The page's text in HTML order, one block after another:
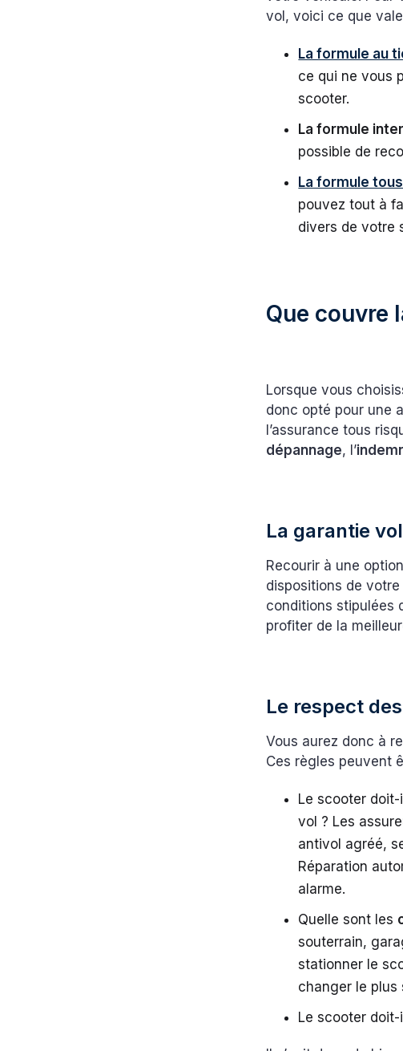
vol, voici ce que
La formule au
ce qui ne vous
scooter.
La formule
possible de
La formule
pouvez tout à
divers de votre
Que couvre
Lorsque vous
donc opté pour une
l’assurance tous
dépannage, l’
La garantie
Recourir à une
dispositions de
conditions stipulées
profiter de la
Le respect
Vous aurez donc à
Ces règles peuvent
Le scooter doit-
vol ? Les
antivol agréé,
Réparation
alarme.
Quelle sont les
souterrain,
stationner le
changer le plus
Le scooter doit-